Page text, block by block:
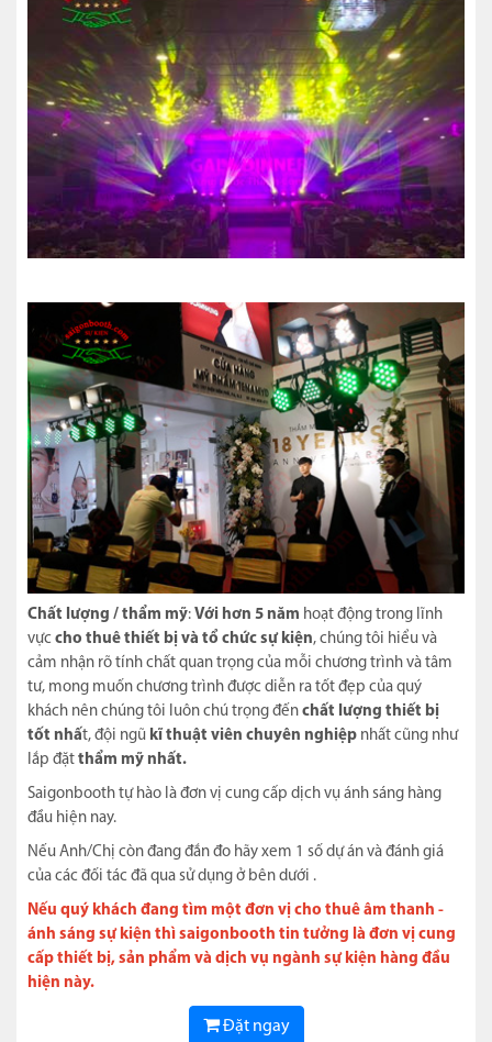
Chất lượng / thẩm mỹ: Với hơn 5 năm hoạt động trong lĩnh
vực cho thuê thiết bị và tổ chức sự kiện, chúng tôi hiểu và
cảm nhận rõ tính chất quan trọng của mỗi chương trình và tâm
tư, mong muốn chương trình được diễn ra tốt đẹp của quý
khách nên chúng tôi luôn chú trọng đến chất lượng thiết bị
tốt nhất, đội ngũ kĩ thuật viên chuyên nghiệp nhất cũng như
lắp đặt thẩm mỹ nhất.
Saigonbooth tự hào là đơn vị cung cấp dịch vụ ánh sáng hàng
đầu hiện nay.
Nếu Anh/Chị còn đang đắn đo hãy xem 1 số dự án và đánh giá
của các đối tác đã qua sử dụng ở bên dưới .
Nếu quý khách đang tìm một đơn vị cho thuê âm thanh -
ánh sáng sự kiện thì saigonbooth tin tưởng là đơn vị cung
cấp thiết bị, sản phẩm và dịch vụ ngành sự kiện hàng đầu
hiện này.
Đặt ngay